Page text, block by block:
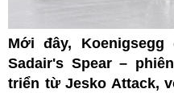
Mới đây,
Sadair's Spear –
triển từ Jesko Attack,